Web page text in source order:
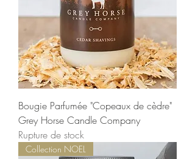
Bougie Parfumée "Copeaux de cèdre"
Grey Horse Candle Company
Rupture de stock
Collection NOEL